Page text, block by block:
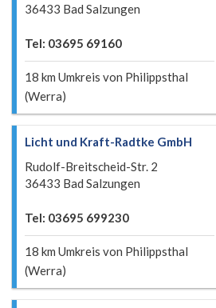
36433 Bad Salzungen
Tel: 03695 69160
18 km Umkreis von Philippsthal
(Werra)
Licht und Kraft-Radtke GmbH
Rudolf-Breitscheid-Str. 2
36433 Bad Salzungen
Tel: 03695 699230
18 km Umkreis von Philippsthal
(Werra)